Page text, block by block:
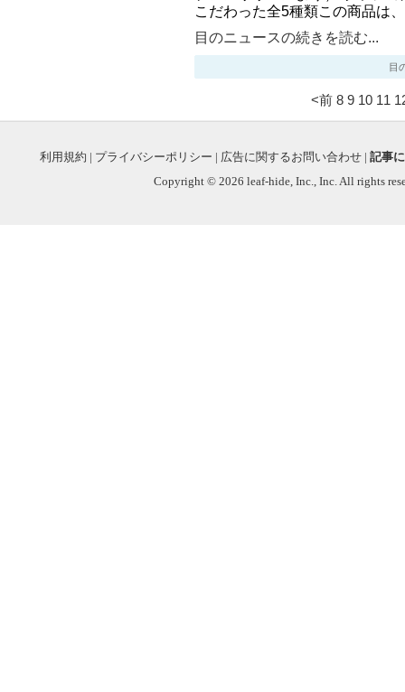
こだわった全5種類この商品は
目のニュースの続きを読む...
目
<前 8 9 10 11
利用規約 | プライバシーポリシー | 広告に関するお問い合わせ | 記事
Copyright © 2026 leaf-hide, Inc., Inc. All rights